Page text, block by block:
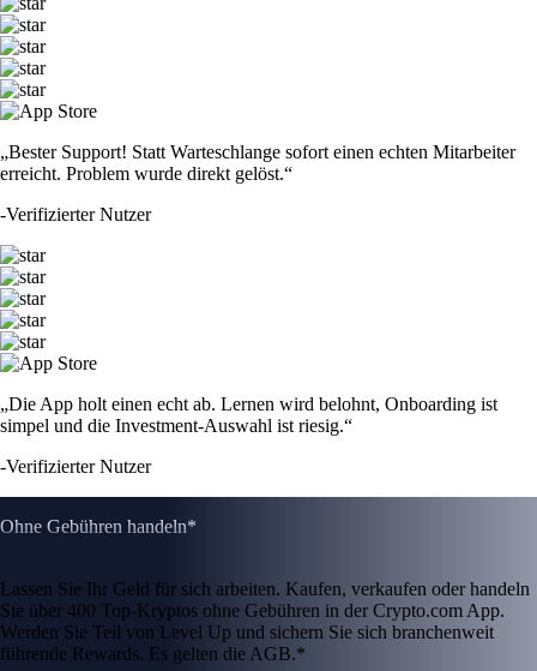
„Bester Support! Statt Warteschlange sofort einen echten Mitarbeiter
erreicht. Problem wurde direkt gelöst.“
-Verifizierter Nutzer
„Die App holt einen echt ab. Lernen wird belohnt, Onboarding ist
simpel und die Investment-Auswahl ist riesig.“
-Verifizierter Nutzer
Ohne Gebühren handeln*
Lassen Sie Ihr Geld für sich arbeiten. Kaufen, verkaufen oder handeln
Sie über 400 Top-Kryptos ohne Gebühren in der Crypto.com App.
Werden Sie Teil von Level Up und sichern Sie sich branchenweit
führende Rewards. Es gelten die AGB.*